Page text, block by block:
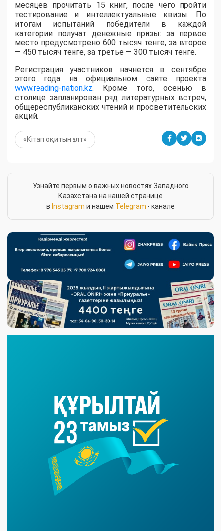
месяцев прочитать 15 книг, после чего пройти
тестирование и интеллектуальные квизы. По
итогам испытаний победители в каждой
категории получат денежные призы: за первое
место предусмотрено 600 тысяч тенге, за второе
— 450 тысяч тенге, за третье — 300 тысяч тенге.
Регистрация участников начнется в сентябре
этого года на официальном сайте проекта
www.reading-nation.kz. Кроме того, осенью в
столице запланирован ряд литературных встреч,
общереспубликанских чтений и просветительских
акций.
«Кітап оқитын ұлт»
Узнайте первым о важных новостях Западного
Казахстана на нашей странице
в Instagram и нашем Telegram - канале